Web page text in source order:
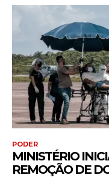
PODER
MINISTÉRIO
REMOÇÃO DE